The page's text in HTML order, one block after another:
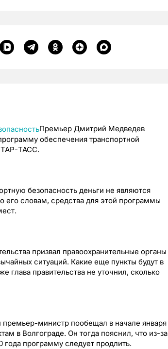
Премьер Дмитрий Медведев
обеспечения транспортной
ТАСС.
безопасность деньги не являются
его словам, средства для этой программы
призвал правоохранительные органы
ситуаций. Какие еще пункты будут в
глава правительства не уточнил, сколько
премьер-министр пообещал в начале января
в Волгограде. Он тогда пояснил, что из-за
года программу следует продлить.